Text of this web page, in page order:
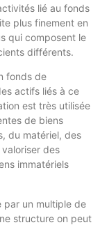
lié au fonds
plus finement en
qui composent le
différents.
de
actifs liés à ce
est très utilisée
de biens
du matériel, des
des
immatériels
un multiple de
structure on peut